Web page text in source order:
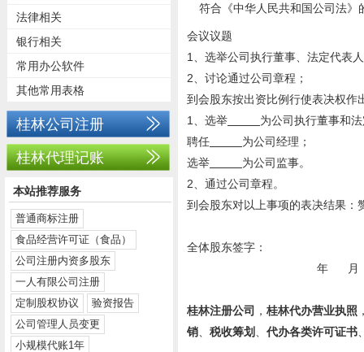
法律相关
银行相关
常用办公软件
其他常用表格
桂林公司注册
桂林代理记账
本站推荐服务
普通商标注册
食品经营许可证（食品）
公司注册内资多股东
一人有限公司注册
定制股权协议
验资报告
公司管理人员变更
小规模代账1年
符合《中华人民共和国公司法》
会议议题
1、选举公司执行董事、法定代表
2、讨论通过公司章程；
到会股东按出资比例行使表决权作
1、选举
为公司执行董事和
聘任
为公司经理；
选举
为公司监事。
2、通过公司章程。
到会股东对以上事项的表决结果：
全体股东签字：
年 月
桂林注册公司 ， 桂林代办营业执照
销
税收筹划 代办各类许可证书